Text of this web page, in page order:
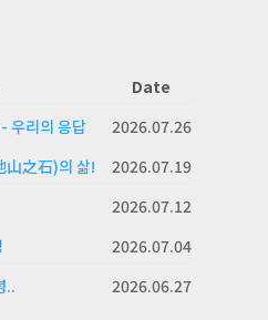
Date
우리의 응답
2026.07.26
山之石)의 삶!
2026.07.19
2026.07.12
2026.07.04
..
2026.06.27